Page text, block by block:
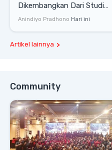
Dikembangkan Dari Studi
Komprehensif di Indonesia
Anindiyo Pradhono Hari ini
Artikel lainnya
Community